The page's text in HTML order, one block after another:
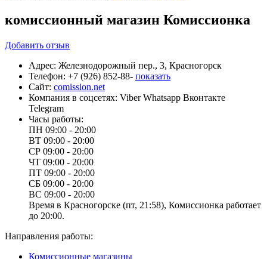
комиссионный магазин Комиссионка
Добавить отзыв
Адрес: Железнодорожный пер., 3, Красногорск
Телефон: +7 (926) 852-88- показать
Сайт: comission.net
Компания в соцсетях: Viber Whatsapp Вконтакте
Telegram
Часы работы:
ПН 09:00 - 20:00
ВТ 09:00 - 20:00
СР 09:00 - 20:00
ЧТ 09:00 - 20:00
ПТ 09:00 - 20:00
СБ 09:00 - 20:00
ВС 09:00 - 20:00
Время в Красногорске (пт, 21:58), Комиссионка работает
до 20:00.
Направления работы:
Комиссионные магазины